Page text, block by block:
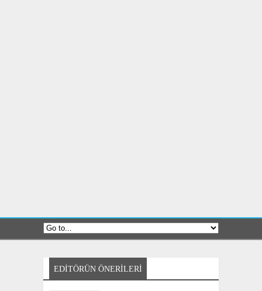
EDITÖRÜN ÖNERILERI